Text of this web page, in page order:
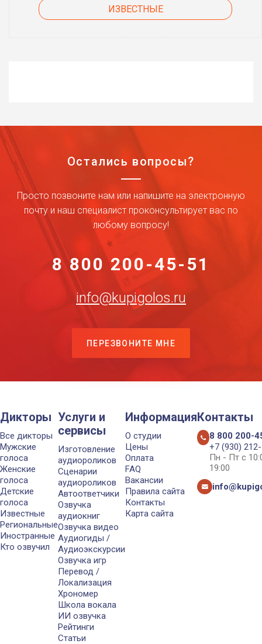
ИЗВЕСТНЫЕ
Остались вопросы?
Просто позвоните нам или напишите на электронную
почту и наш специалист проконсультирует вас по
любому вопросу!
8 800 200-45-51
info@kupigolos.ru
ПЕРЕЗВОНИТЕ МНЕ
Дикторы
Все дикторы
Мужские
голоса
Женские
голоса
Детские
голоса
Известные
Региональные
Иностранные
Кто озвучил
Услуги и
сервисы
Изготовление
аудиороликов
Сценарии
аудиороликов
Автоответчики
Озвучка
аудиокниг
Озвучка видео
Аудиогиды /
Аудиоэкскурсии
Озвучка игр
Перевод /
Локализация
Хрономер
Школа вокала
ИИ озвучка
Рейтинги
Статьи
Информация
О студии
Цены
Оплата
FAQ
Вакансии
Правила сайта
Контакты
Карта сайта
Контакты
8 800 200-
+7 (930)
Пн - Пт с
19:00